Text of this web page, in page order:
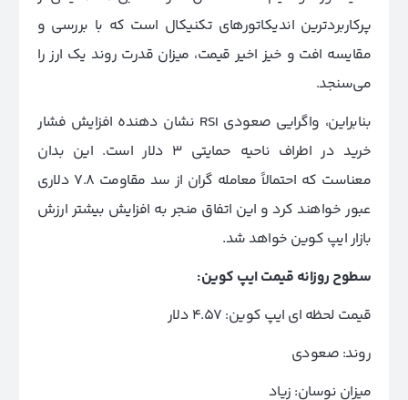
پرکاربردترین اندیکاتور‌های تکنیکال است که با بررسی و
مقایسه افت و خیز اخیر قیمت، میزان قدرت روند یک ارز را
می‌سنجد.
بنابراین، واگرایی صعودی RSI نشان دهنده افزایش فشار
خرید در اطراف ناحیه حمایتی 3 دلار است. این بدان
معناست که احتمالاً معامله گران از سد مقاومت 7.8 دلاری
عبور خواهند کرد و این اتفاق منجر به افزایش بیشتر ارزش
بازار ایپ‌ کوین خواهد شد.
سطوح روزانه قیمت ایپ کوین:
قیمت لحظه ای ایپ‌ کوین: 4.57 دلار
روند: صعودی
میزان نوسان: زیاد